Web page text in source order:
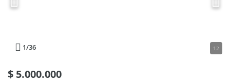
1/36 12
$ 5.000.000